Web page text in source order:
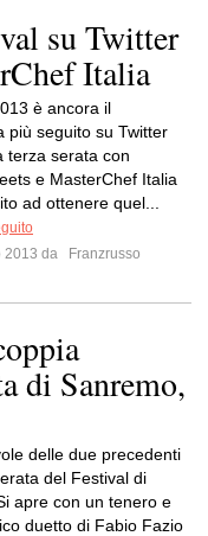
su Twitter
Italia
è ancora il
più seguito su Twitter
terza serata con
e MasterChef Italia
ad ottenere quel...
2013 da
Franzrusso
di Sanremo,
delle due precedenti
del Festival di
apre con un tenero e
duetto di Fabio Fazio